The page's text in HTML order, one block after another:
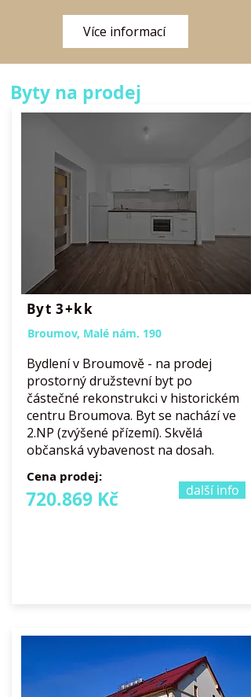
Více informací
Byty na prodej
Byt 3+kk
Broumov, Malé nám. 190
Bydlení v Broumově - na prodej
prostorný družstevní byt po
částečné rekonstrukci v historickém
centru Broumova. Byt se nachází ve
2.NP (zvýšené přízemí). Skvělá
občanská vybavenost na dosah.
Cena prodej:
720.869 Kč další info